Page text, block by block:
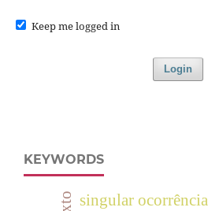
Keep me logged in
Login
KEYWORDS
singular ocorrência